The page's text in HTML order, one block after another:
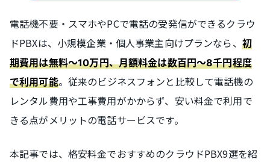
電話機不要・スマホやPCで電話の受発信ができるクラウ
ドPBXは、小規模企業・個人事業主向けプランなら、 初
期費用は無料～10万円、月額料金は数百円〜8千円程度
で利用可能。従来のビジネスフォンと比較して電話機の
レンタル費用や工事費用がかからず、安い料金で利用で
きる点がメリットの電話サービスです。
本記事では、格安料金でおすすめのクラウドPBX9選を紹